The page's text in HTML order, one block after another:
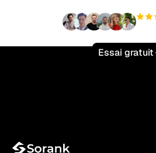
Essai gratuit